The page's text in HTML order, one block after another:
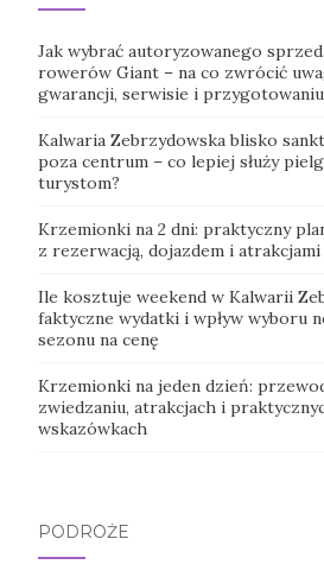
Jak wybrać autoryzowanego
rowerów Giant – na co zwrócić
gwarancji, serwisie i
Kalwaria Zebrzydowska blisko
poza centrum – co lepiej służy
turystom?
Krzemionki na 2 dni: praktyczny
z rezerwacją, dojazdem i
Ile kosztuje weekend w Kalwarii
faktyczne wydatki i wpływ wyboru
sezonu na cenę
Krzemionki na jeden dzień:
zwiedzaniu, atrakcjach i
wskazówkach
PODRÓŻE